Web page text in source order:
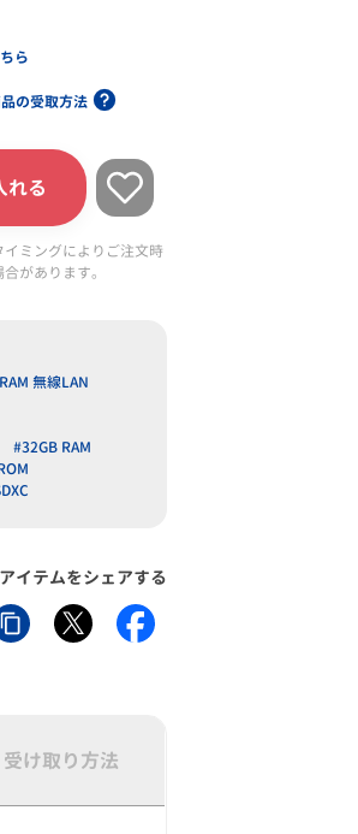
ら
の受取方法
れる
ミングによりご注文時
があります。
無線LAN
#32GB RAM
イテムをシェアする
受け取り方法